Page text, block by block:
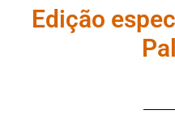
Edição